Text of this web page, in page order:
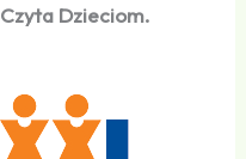
Dzieciom.